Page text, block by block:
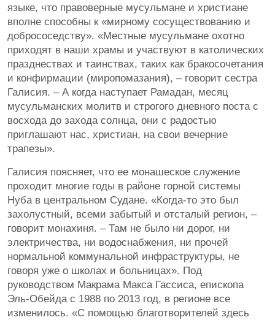
языке, что правоверные мусульмане и христиане
вполне способны к «мирному сосуществованию и
добрососедству». «Местные мусульмане охотно
приходят в наши храмы и участвуют в католических
празднествах и таинствах, таких как бракосочетания
и конфирмации (миропомазания), – говорит сестра
Галисия. – А когда наступает Рамадан, месяц
мусульманских молитв и строгого дневного поста с
восхода до захода солнца, они с радостью
приглашают нас, христиан, на свои вечерние
трапезы».
Галисия поясняет, что ее монашеское служение
проходит многие годы в районе горной системы
Нуба в центральном Судане. «Когда-то это был
захолустный, всеми забытый и отсталый регион, –
говорит монахиня. – Там не было ни дорог, ни
электричества, ни водоснабжения, ни прочей
нормальной коммунальной инфраструктуры, не
говоря уже о школах и больницах». Под
руководством Макрама Макса Гассиса, епископа
Эль-Обейда с 1988 по 2013 год, в регионе все
изменилось. «С помощью благотворителей здесь